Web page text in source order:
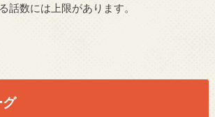
話数には上限があります。
グ